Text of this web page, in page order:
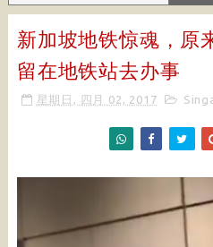
新加坡地铁惊魂，原
留在地铁站去办事
星期日, 四月 02, 2017